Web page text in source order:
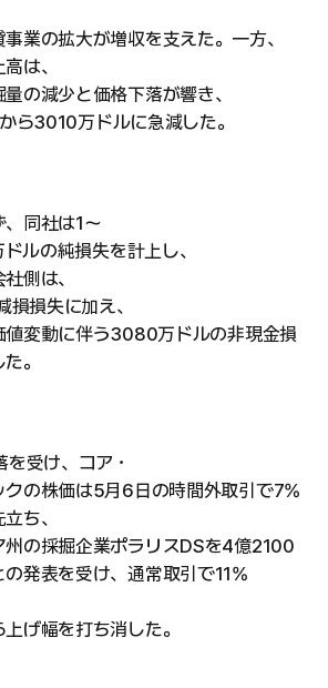
業の拡大が増収を支えた。一方、
は、
の減少と価格下落が響き、
ら3010万ドルに急減した。
同社は1〜
ルの純損失を計上し、
側は、
損失に加え、
値変動に伴う3080万ドルの非現金損
。
受け、コア・
クの株価は5月6日の時間外取引で7%
ち、
州の採掘企業ポラリスDSを4億2100
発表を受け、通常取引で11%
げ幅を打ち消した。